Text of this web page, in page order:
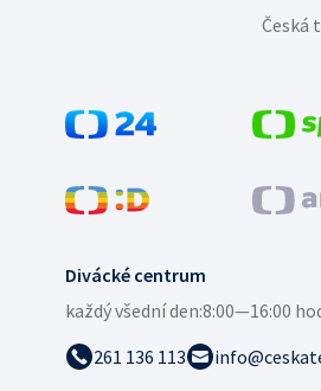
Divácké centrum
každý všední den:8:00—16:00
261 136 113
Česká